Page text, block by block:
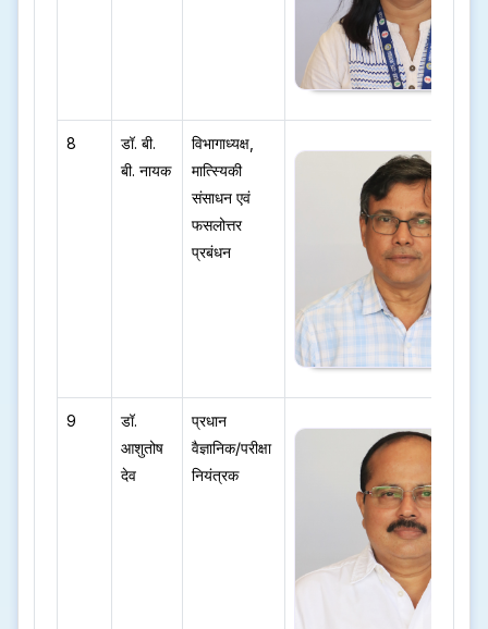
8
डॉ. बी.
बी. नायक
विभागाध्यक्ष,
मात्स्यिकी
संसाधन एवं
फसलोत्तर
प्रबंधन
9
डॉ.
आशुतोष
देव
प्रधान
वैज्ञानिक/परीक्षा
नियंत्रक